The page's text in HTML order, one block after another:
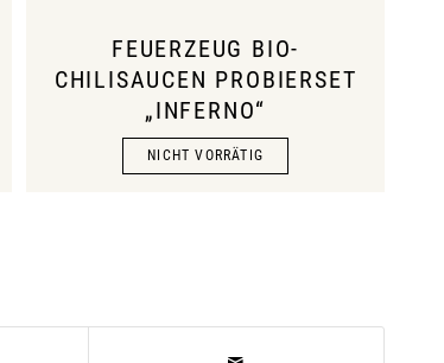
FEUERZEUG BIO-
CHILISAUCEN PROBIERSET
„INFERNO“